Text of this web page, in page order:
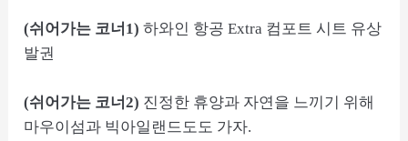
(쉬어가는 코너1) 하와인 항공 Extra 컴포트 시트 유상
발권
(쉬어가는 코너2) 진정한 휴양과 자연을 느끼기 위해
마우이섬과 빅아일랜드도도 가자.